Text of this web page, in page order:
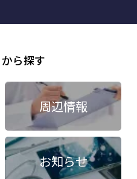
ら探す
周辺情報
お知らせ